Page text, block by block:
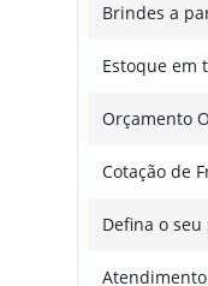
Brindes a
Estoque em
Orçamento
Cotação de
Defina o